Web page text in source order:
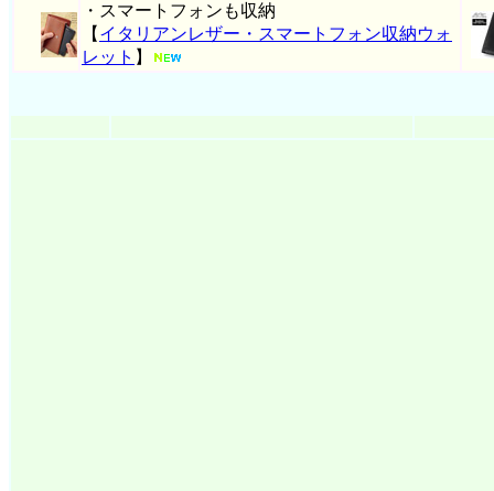
・スマートフォンも収納
【 イタリアンレザー・スマートフォン収納ウォ
レット 】